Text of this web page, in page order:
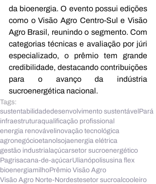
da bioenergia. O evento possui edições
como o Visão Agro Centro-Sul e Visão
Agro Brasil, reunindo o segmento. Com
categorias técnicas e avaliação por júri
especializado, o prêmio tem grande
credibilidade, destacando contribuições
para o avanço da indústria
sucroenergética nacional.
Tags:
sustentabilidadedesenvolvimento sustentável Pará
infraestruturaqualificação profissional
energia renovável inovação tecnológica
agronegócioetanol sojaenergia elétrica
gestão industrial açúcarsetor sucroenergético
Pagrisacana-de-açúcarUlianópolisusina flex
bioenergiamilhoPrêmio Visão Agro
Visão Agro Norte-Nordestesetor sucroalcooleiro